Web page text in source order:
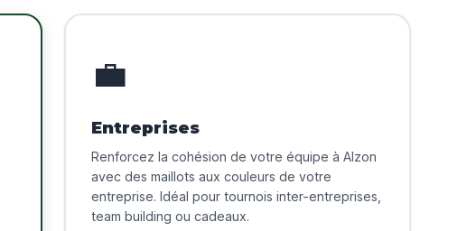
💼
Entreprises
Renforcez la cohésion de votre équipe à Alzon
avec des maillots aux couleurs de votre
entreprise. Idéal pour tournois inter-entreprises,
team building ou cadeaux.